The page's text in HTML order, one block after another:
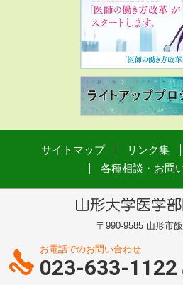
サイトマップ リンク集
各種相談・お問
〒990-9585 山形市
お電話でのお問い合わせ
023-633-1122